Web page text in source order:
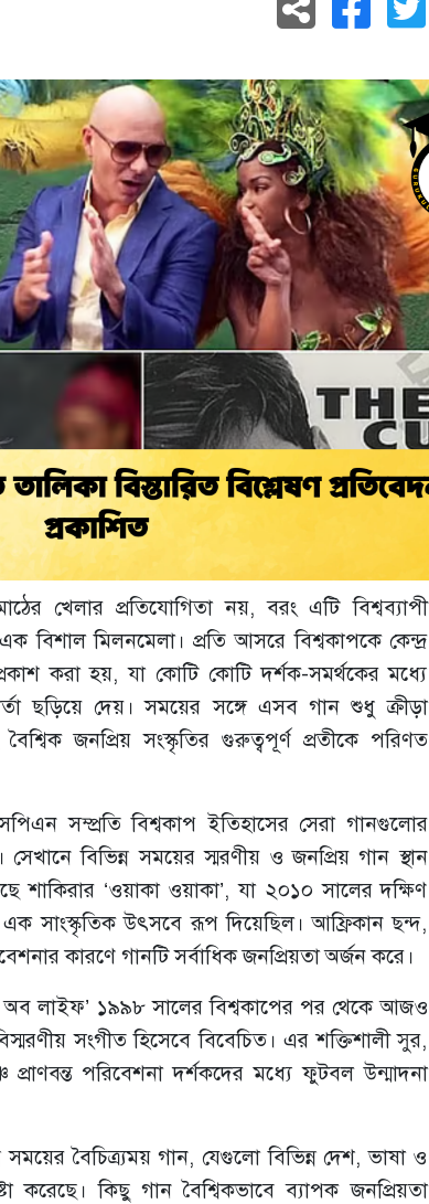
খেলার প্রতিযোগিতা নয়, বরং এটি বিশ্বব্যাপী
বিশাল মিলনমেলা। প্রতি আসরে বিশ্বকাপকে কেন্দ্র
করা হয়, যা কোটি কোটি দর্শক-সমর্থকের মধ্যে
ছড়িয়ে দেয়। সময়ের সঙ্গে এসব গান শুধু ক্রীড়া
জনপ্রিয় সংস্কৃতির গুরুত্বপূর্ণ প্রতীকে পরিণত
সম্প্রতি বিশ্বকাপ ইতিহাসের সেরা গানগুলোর
বিভিন্ন সময়ের স্মরণীয় ও জনপ্রিয় গান স্থান
শাকিরার ‘ওয়াকা ওয়াকা’, যা ২০১০ সালের দক্ষিণ
এক সাংস্কৃতিক উৎসবে রূপ দিয়েছিল। আফ্রিকান ছন্দ,
কারণে গানটি সর্বাধিক জনপ্রিয়তা অর্জন করে।
অব লাইফ’ ১৯৯৮ সালের বিশ্বকাপের পর থেকে আজও
সংগীত হিসেবে বিবেচিত। এর শক্তিশালী সুর,
পরিবেশনা দর্শকদের মধ্যে ফুটবল উন্মাদনা
বৈচিত্র্যময় গান, যেগুলো বিভিন্ন দেশ, ভাষা ও
করেছে। কিছু গান বৈশ্বিকভাবে ব্যাপক জনপ্রিয়তা